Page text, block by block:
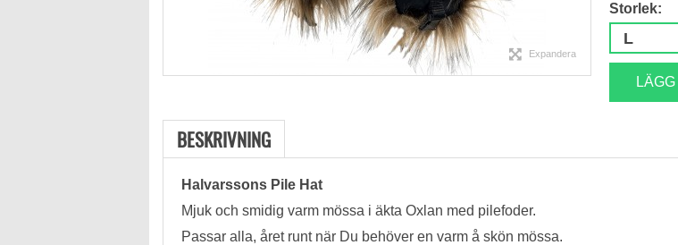
Expandera
Storlek:
BESKRIVNING
Halvarssons Pile Hat
Mjuk och smidig varm mössa i äkta Oxlan med pilefoder.
Passar alla, året runt när Du behöver en varm å skön mössa.